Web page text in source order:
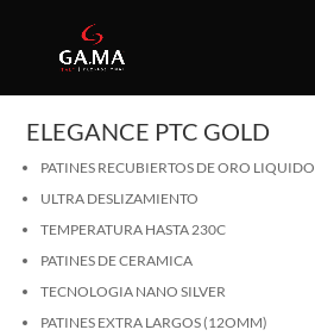
ELEGANCE PTC GOLD
PATINES RECUBIERTOS DE ORO LIQUIDO
ULTRA DESLIZAMIENTO
TEMPERATURA HASTA 230C
PATINES DE CERAMICA
TECNOLOGIA NANO SILVER
PATINES EXTRA LARGOS (12OMM)